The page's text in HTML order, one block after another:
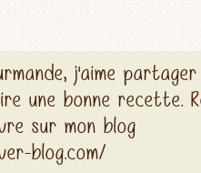
j'aime
une bonne recette.
sur mon blog
blog.com/